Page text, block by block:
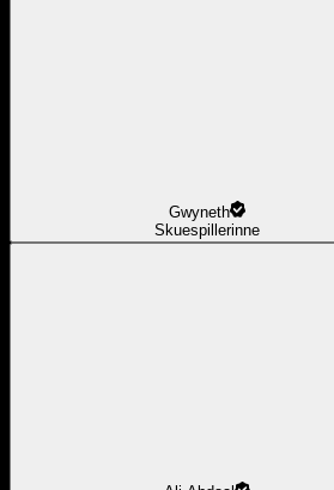
Gwyneth
Skuespillerinne